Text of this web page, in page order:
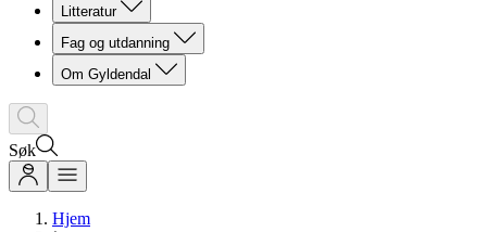
Litteratur
Fag og utdanning
Om Gyldendal
Søk
Hjem